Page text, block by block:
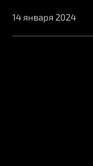
14 января 2024